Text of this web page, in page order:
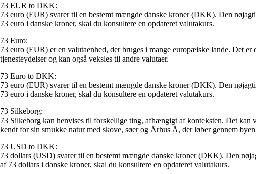
73 EUR to DKK:
73 euro (EUR) svarer til en bestemt mængde danske kroner (DKK). Den
73 euro i danske kroner, skal du konsultere en opdateret valutakurs.
73 Euro:
73 euro (EUR) er en valutaenhed, der bruges i mange europæiske lande. Det
tjenesteydelser og kan også veksles til andre valutaer.
73 Euro to DKK:
73 euro (EUR) svarer til en bestemt mængde danske kroner (DKK). Den
73 euro i danske kroner, skal du konsultere en opdateret valutakurs.
73 Silkeborg:
73 Silkeborg kan henvises til forskellige ting, afhængigt af konteksten. Det
kendt for sin smukke natur med skove, søer og Århus Å, der løber gennem
73 USD to DKK:
73 dollars (USD) svarer til en bestemt mængde danske kroner (DKK). Den
af 73 dollars i danske kroner, skal du konsultere en opdateret valutakurs.